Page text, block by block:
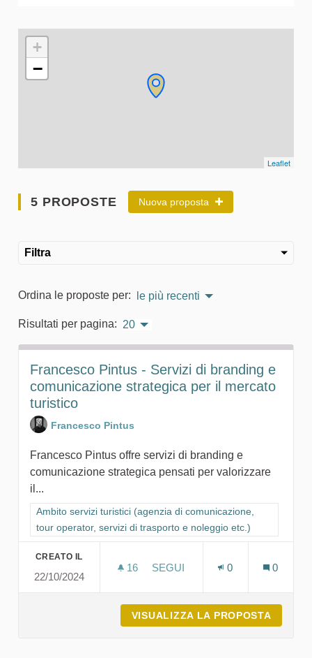
L'elemento seguente è una mappa che presenta gli
+
−
Leaflet
5 PROPOSTE Nuova proposta
Filtra
Ordina le proposte per: le più recenti
Risultati per pagina: 20
Francesco Pintus - Servizi di branding e
comunicazione strategica per il mercato
turistico
Francesco Pintus
Francesco Pintus offre servizi di branding e
comunicazione strategica pensati per valorizzare
il...
Filtra i risultati per categoria: Ambito servizi turistici (agenzia
Ambito servizi turistici (agenzia di comunicazione,
tour operator, servizi di trasporto e noleggio etc.)
CREATO IL
22/10/2024
16 16 SOSTENITORI
SEGUI
0 0
VISUALIZZA LA PROPOSTA